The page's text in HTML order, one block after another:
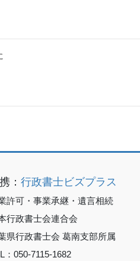
： 行政書士ビズプラス
許可・事業承継・遺言相続
行政書士会連合会
県行政書士会 葛南支部所属
：050-7115-1682